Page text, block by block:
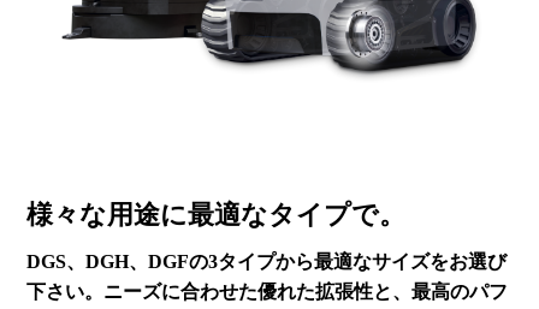
様々な用途に最適なタイプで。
DGS、DGH、DGFの3タイプから最適なサイズをお選び
下さい。 ニーズに合わせた優れた拡張性と、最高のパフ